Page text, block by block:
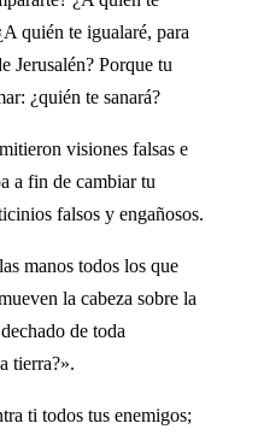
quién te igualaré, para
Jerusalén? Porque tu
¿quién te sanará?
visiones falsas e
a fin de cambiar tu
falsos y engañosos.
manos todos los que
la cabeza sobre la
de toda
tierra?».
ti todos tus enemigos;